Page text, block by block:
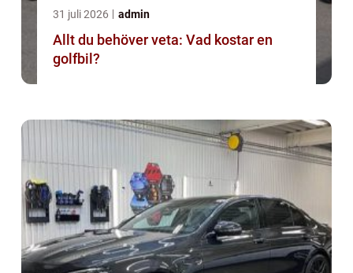
31 juli 2026 admin
Allt du behöver veta: Vad kostar en
golfbil?